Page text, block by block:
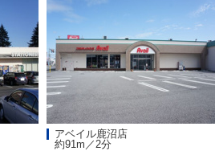
アベイル鹿沼店
約91m／2分